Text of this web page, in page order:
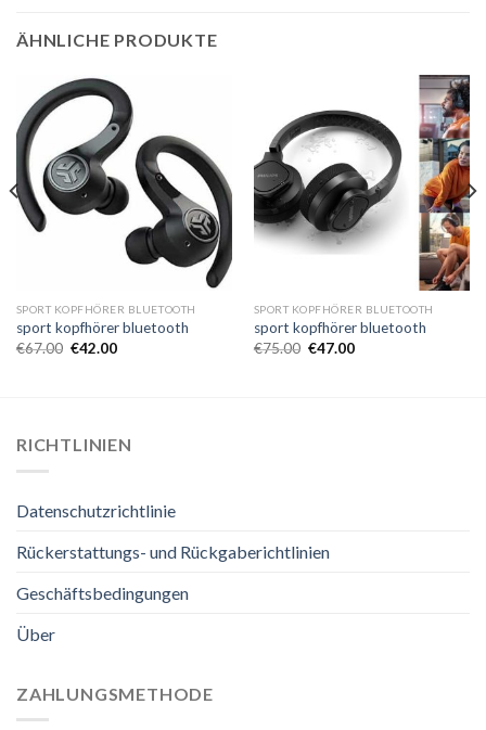
ÄHNLICHE PRODUKTE
SPORT KOPFHÖRER BLUETOOTH
sport kopfhörer bluetooth
€67.00 €42.00
SPORT KOPFHÖRER BLUETOOTH
sport kopfhörer bluetooth
€75.00 €47.00
RICHTLINIEN
Datenschutzrichtlinie
Rückerstattungs- und Rückgaberichtlinien
Geschäftsbedingungen
Über
ZAHLUNGSMETHODE